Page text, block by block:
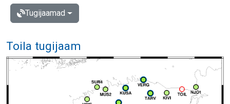
Tugijaamad
Toila tugijaam